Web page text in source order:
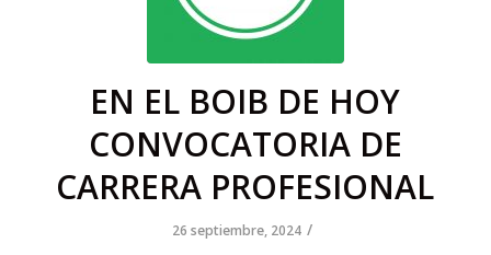
EN EL BOIB DE HOY
CONVOCATORIA DE
CARRERA PROFESIONAL
26 septiembre, 2024 /